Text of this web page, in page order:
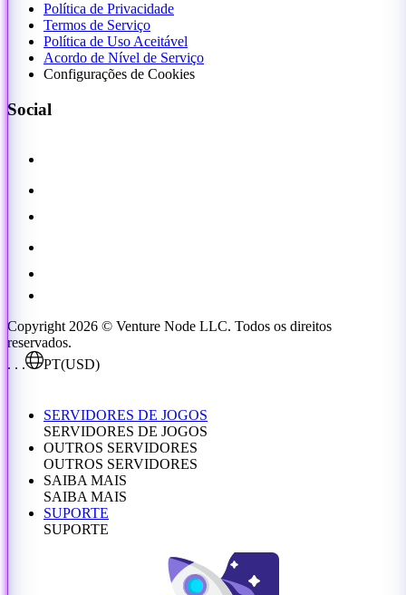
Política de Privacidade
Termos de Serviço
Política de Uso Aceitável
Acordo de Nível de Serviço
Configurações de Cookies
Social
Copyright 2026 © Venture Node LLC. Todos os direitos
reservados.
. . .
PT(USD)
SERVIDORES DE JOGOS
SERVIDORES DE JOGOS
OUTROS SERVIDORES
OUTROS SERVIDORES
SAIBA MAIS
SAIBA MAIS
SUPORTE
SUPORTE